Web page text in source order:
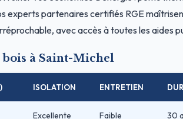
experts partenaires certifiés RGE
avec accès à toutes les aides
à Saint-Michel
ISOLATION ENTRETIEN
Excellente Faible 30